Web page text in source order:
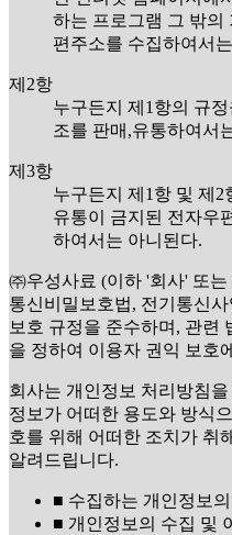
하는 프로그램 그 밖의
편주소를 수집하여서
제2항
누구든지 제1항의 규
조를 판매,유통하여서
제3항
누구든지 제1항 및 제
유통이 금지된 전자우
하여서는 아니된다.
㈜우성사료 (이하 '회사' 또
통신비밀보호법, 전기통신
보호 규정을 준수하며, 관련
을 정하여 이용자 권익 보호
회사는 개인정보 처리방침
정보가 어떠한 용도와 방식
호를 위해 어떠한 조치가 취
알려드립니다.
■ 수집하는 개인정보
■ 개인정보의 수집 및